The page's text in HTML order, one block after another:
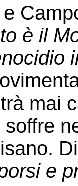
e
è il
mai
e